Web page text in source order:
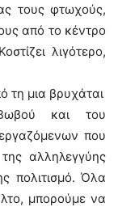
τους φτωχούς,
από το κέντρο
λιγότερο,
τη μια βρυχάται
και του
που
αλληλεγγύης
πολιτισμό. Όλα
μπορούμε να